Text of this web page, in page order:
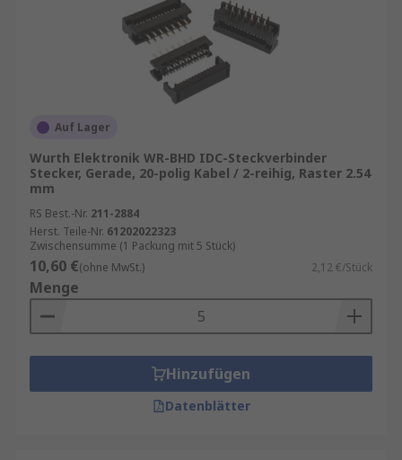
Auf Lager
Wurth Elektronik WR-BHD IDC-Steckverbinder
Stecker, Gerade, 20-polig Kabel / 2-reihig, Raster 2.54
mm
RS Best.-Nr. 211-2884
Herst. Teile-Nr. 61202022323
Zwischensumme (1 Packung mit 5 Stück)
10,60 €(ohne MwSt.) 2,12 €/Stück
Menge
Hinzufügen
Datenblätter